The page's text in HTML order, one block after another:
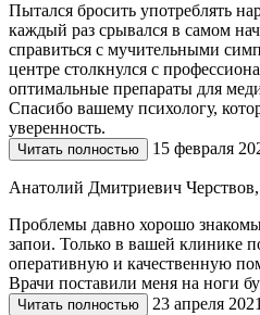
Пытался бросить употреблять
каждый раз срывался в самом
справиться с мучительными
центре столкнулся с
оптимальные препараты для
Спасибо вашему психологу,
уверенность.
Читать полностью 15 февраля
Анатолий Дмитриевич
Проблемы давно хорошо
запои. Только в вашей клинике
оперативную и качественную
Врачи поставили меня на ноги
Читать полностью 23 апреля 2021